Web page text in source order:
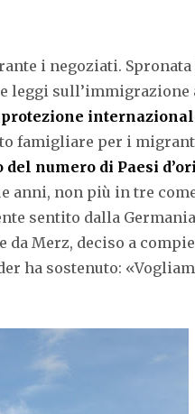
i negoziati. Spronata
leggi sull’immigrazione
famigliare per i
del numero di Paesi
anni, non più in tre
sentito dalla
Merz, deciso a
ha sostenuto: